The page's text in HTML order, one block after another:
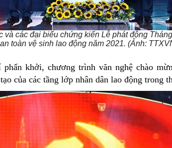
và các đại biểu chứng kiến Lễ phát động
toàn vệ sinh lao động năm 2021. (Ảnh:
khởi, chương trình văn nghệ chào
của các tầng lớp nhân dân lao động trong